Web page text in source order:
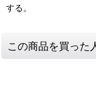
する。
この商品を買った